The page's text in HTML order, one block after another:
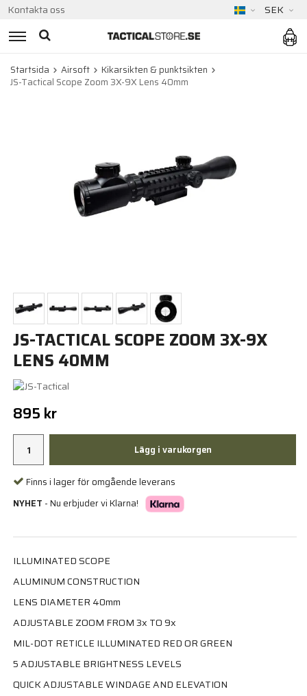
Kontakta oss SEK
Startsida Airsoft
Kikarsikten & punktsikten
JS-Tactical Scope Zoom 3X-9X Lens 40mm
JS-TACTICAL SCOPE ZOOM 3X-9X
LENS 40MM
895 kr
Lägg i varukorgen
Finns i lager för omgående leverans
NYHET - Nu erbjuder vi Klarna!
ILLUMINATED SCOPE
ALUMINUM CONSTRUCTION
LENS DIAMETER 40mm
ADJUSTABLE ZOOM FROM 3x TO 9x
MIL-DOT RETICLE ILLUMINATED RED OR GREEN
5 ADJUSTABLE BRIGHTNESS LEVELS
QUICK ADJUSTABLE WINDAGE AND ELEVATION